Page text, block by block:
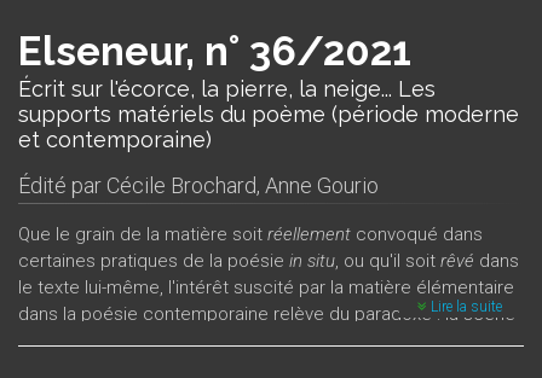
Elseneur, n° 36/2021
Écrit sur l'écorce, la pierre, la neige... Les
supports matériels du poème (période moderne
et contemporaine)
Édité par Cécile Brochard, Anne Gourio
Que le grain de la matière soit réellement convoqué dans
certaines pratiques de la poésie in situ, ou qu'il soit rêvé dans
le texte lui-même, l'intérêt suscité par la matière élémentaire
dans la poésie contemporaine relève du paradoxe : la scène
contemporaine de l’écriture poétique est visitée par un
Lire la suite